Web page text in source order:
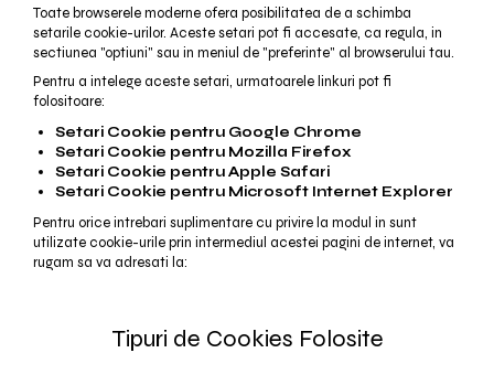
Toate browserele moderne ofera posibilitatea de a schimba
setarile cookie-urilor. Aceste setari pot fi accesate, ca regula, in
sectiunea "optiuni" sau in meniul de "preferinte" al browserului tau.
Pentru a intelege aceste setari, urmatoarele linkuri pot fi
folositoare:
Setari Cookie pentru Google Chrome
Setari Cookie pentru Mozilla Firefox
Setari Cookie pentru Apple Safari
Setari Cookie pentru Microsoft Internet Explorer
Pentru orice intrebari suplimentare cu privire la modul in sunt
utilizate cookie-urile prin intermediul acestei pagini de internet, va
rugam sa va adresati la:
Tipuri de Cookies Folosite